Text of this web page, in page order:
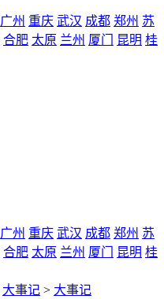
广州 重庆 武汉 成都 郑州 苏
合肥 太原 兰州 厦门 昆明 桂
广州 重庆 武汉 成都 郑州 苏
合肥 太原 兰州 厦门 昆明 桂
大事记 > 大事记